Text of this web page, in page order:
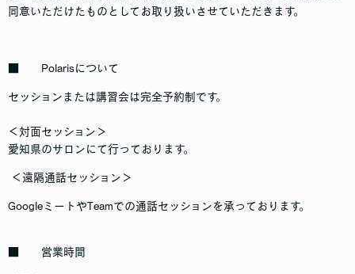
同意いただけたものとしてお取り扱いさせていただきます。
■ Polarisについて
セッションまたは講習会は完全予約制です。
＜対面セッション＞
愛知県のサロンにて行っております。
＜遠隔通話セッション＞
GoogleミートやTeamでの通話セッションを承っております。
■ 営業時間